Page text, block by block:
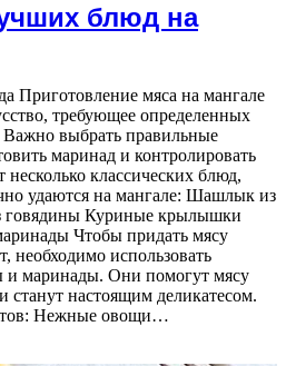
блюд на
Приготовление мяса на мангале
требующее определенных
выбрать правильные
маринад и контролировать
несколько классических блюд,
удаются на мангале: Шашлык из
говядины Куриные крылышки
Чтобы придать мясу
необходимо использовать
и маринады. Они помогут мясу
станут настоящим деликатесом.
Нежные овощи…